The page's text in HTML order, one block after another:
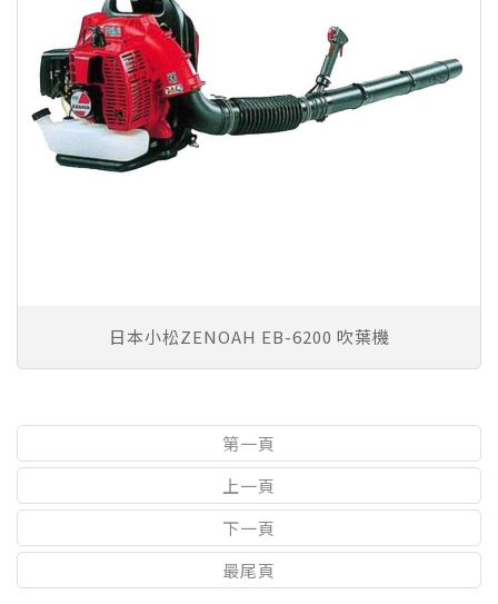
日本小松ZENOAH EB-6200 吹葉機
第一頁
上一頁
下一頁
最尾頁